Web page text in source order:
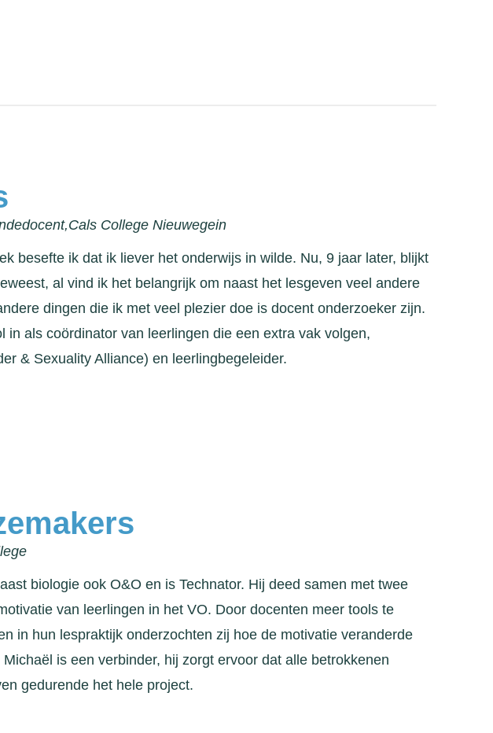
Cals College Nieuwegein
besefte ik dat ik liever het onderwijs in wilde. Nu, 9 jaar later, blijkt
al vind ik het belangrijk om naast het lesgeven veel andere
dingen die ik met veel plezier doe is docent onderzoeker zijn.
in als coördinator van leerlingen die een extra vak volgen,
& Sexuality Alliance) en leerlingbegeleider.
biologie ook O&O en is Technator. Hij deed samen met twee
van leerlingen in het VO. Door docenten meer tools te
in hun lespraktijk onderzochten zij hoe de motivatie veranderde
is een verbinder, hij zorgt ervoor dat alle betrokkenen
gedurende het hele project.